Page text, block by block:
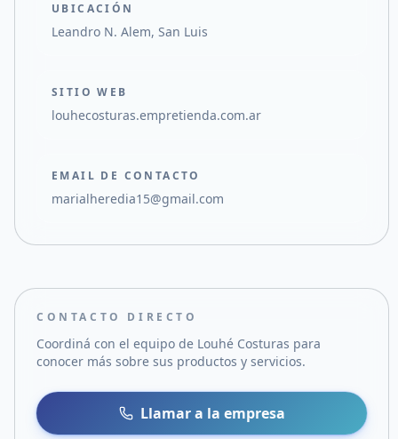
UBICACIÓN
Leandro N. Alem, San Luis
SITIO WEB
louhecosturas.empretienda.com.ar
EMAIL DE CONTACTO
marialheredia15@gmail.com
CONTACTO DIRECTO
Coordiná con el equipo de Louhé Costuras para
conocer más sobre sus productos y servicios.
Llamar a la empresa